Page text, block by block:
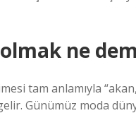
ne
tam anlamıyla
Günümüz moda